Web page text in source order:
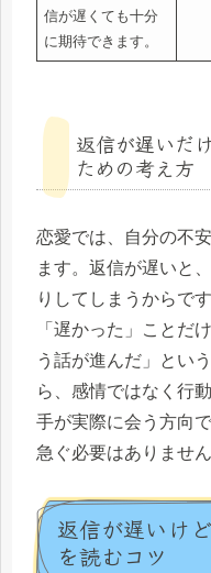
信が遅くても十分
に期待できます。
返信が遅いだ
ための考え方
恋愛では、自分の不
ます。返信が遅いと
りしてしまうからで
「遅かった」ことだ
う話が進んだ」とい
ら、感情ではなく行
手が実際に会う方向
急ぐ必要はありません
返信が遅いけ
を読むコツ